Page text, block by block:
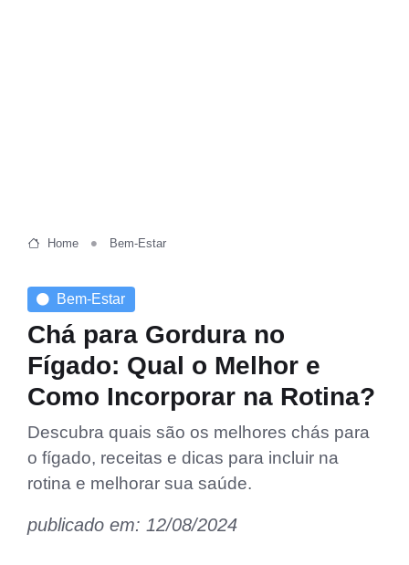
Home Bem-Estar
Bem-Estar
Chá para Gordura no
Fígado: Qual o Melhor e
Como Incorporar na Rotina?
Descubra quais são os melhores chás para
o fígado, receitas e dicas para incluir na
rotina e melhorar sua saúde.
publicado em: 12/08/2024